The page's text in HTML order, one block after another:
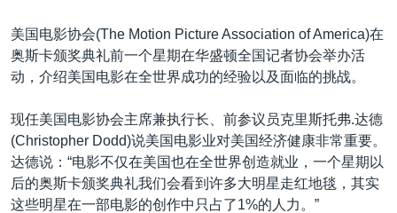
GEN Z 看美国
美国电影协会(The Motion Picture Association of America)在
奥斯卡颁奖典礼前一个星期在华盛顿全国记者协会举办活
动，介绍美国电影在全世界成功的经验以及面临的挑战。
现任美国电影协会主席兼执行长、前参议员克里斯托弗.达德
(Christopher Dodd)说美国电影业对美国经济健康非常重要。
达德说：“电影不仅在美国也在全世界创造就业，一个星期以
后的奥斯卡颁奖典礼我们会看到许多大明星走红地毯，其实
这些明星在一部电影的创作中只占了1%的人力。”